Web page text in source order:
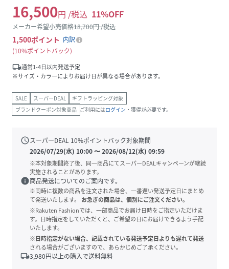
16,500円 /税込 11%OFF
メーカー希望小売価格18,700円 /税込
1,500ポイント 内訳
10%ポイントバック
local_shipping通常1-4日以内発送予定
※サイズ・カラーによりお届け日が異なる場合があります。
SALE スーパーDEAL
ギフトラッピング対象
ブランドクーポン対象商品 ご利用にはログイン ・獲得が必要です。
scheduleスーパーDEAL 10%ポイントバック対象期間
2026/07/29(水) 10:00〜2026/08/12(水) 09:59
※本対象期間終了後、同一商品にてスーパーDEALキャンペーンが継続
実施されることがあります。
info商品発送についてのご案内です。
※同時に複数の商品を注文された場合、一番遅い発送予定日にまとめ
て発送いたします。
お急ぎの商品は、個別にご注文ください。
※Rakuten Fashionでは、一部商品でお届け日時をご指定いただけま
す。日時指定をしていただくと、ご希望の日にお届けできるよう手配
いたします。
※日時指定がない場合、記載されている発送予定日よりも遅れて発送
される場合がございますので、あらかじめご了承ください。
local_shipping3,980円以上の購入で送料無料